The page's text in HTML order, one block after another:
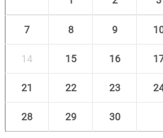
7 8 9
14 15 16
21 22 23
28 29 30